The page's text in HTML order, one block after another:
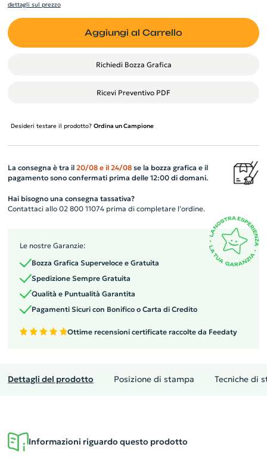
dettagli sul prezzo
Aggiungi al Carrello
Richiedi Bozza Grafica
Ricevi Preventivo PDF
Desideri testare il prodotto? Ordina un Campione
La consegna è tra il 20/08 e il 24/08se la bozza grafica e il
pagamento sono confermati prima delle 12:00 di domani.
Hai bisogno una consegna tassativa?
Contattaci allo 02 800 11074 prima di completare l’ordine.
Le nostre Garanzie:
Bozza Grafica Superveloce e Gratuita
Spedizione Sempre Gratuita
Qualità e Puntualità Garantita
Pagamenti Sicuri con Bonifico o Carta di Credito
Ottime recensioni certificate raccolte da Feedaty
Dettagli del prodotto Posizione di stampa Tecniche di
Informazioni riguardo questo prodotto